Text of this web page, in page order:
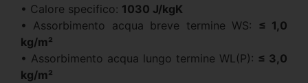
• Calore specifico: 1030 J/kgK
• Assorbimento acqua breve termine WS: ≤ 1,0
kg/m²
• Assorbimento acqua lungo termine WL(P): ≤ 3,0
kg/m²